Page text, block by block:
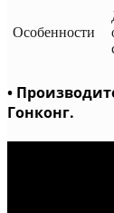
Особенности
•
Гонконг.